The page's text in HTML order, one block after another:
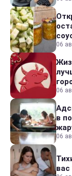
06
06
в
06